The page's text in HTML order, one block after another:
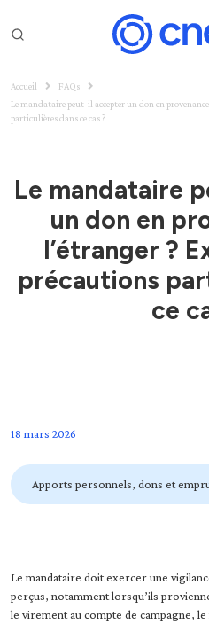
Accueil
FAQs
Le mandataire peut-il accepter un don en
particulières dans ce cas ?
Le mandataire
un don en
l’étranger ?
précautions
ce
18 mars 2026
Apports personnels, dons et
Le mandataire doit exercer une
perçus, notamment lorsqu’ils
le virement au compte de campagne,